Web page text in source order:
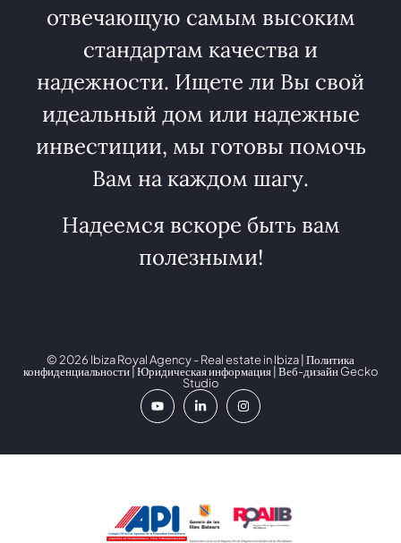
отвечающую самым высоким
стандартам качества и
надежности. Ищете ли Вы свой
идеальный дом или надежные
инвестиции, мы готовы помочь
Вам на каждом шагу.
Надеемся вскоре быть вам
полезными!
© 2026 Ibiza Royal Agency - Real estate in Ibiza | Политика
конфиденциальности|Юридическая информация| Веб-дизайнGecko
Studio